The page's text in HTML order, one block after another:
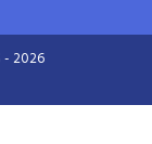
- 2026